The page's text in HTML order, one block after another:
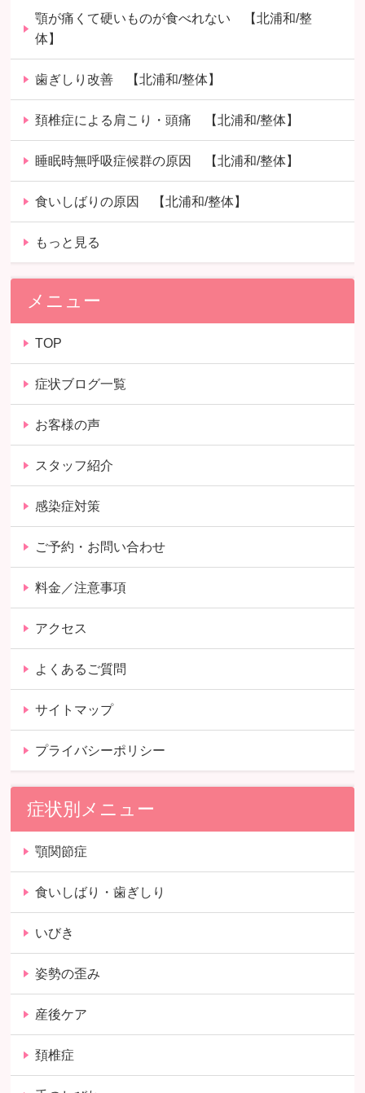
顎が痛くて硬いものが食べれない 【北浦和/整
体】
歯ぎしり改善 【北浦和/整体】
頚椎症による肩こり・頭痛 【北浦和/整体】
睡眠時無呼吸症候群の原因 【北浦和/整体】
食いしばりの原因 【北浦和/整体】
もっと見る
メニュー
TOP
症状ブログ一覧
お客様の声
スタッフ紹介
感染症対策
ご予約・お問い合わせ
料金／注意事項
アクセス
よくあるご質問
サイトマップ
プライバシーポリシー
症状別メニュー
顎関節症
食いしばり・歯ぎしり
いびき
姿勢の歪み
産後ケア
頚椎症